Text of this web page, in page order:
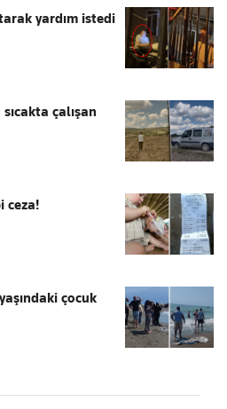
yardım istedi
çalışan
ceza!
çocuk